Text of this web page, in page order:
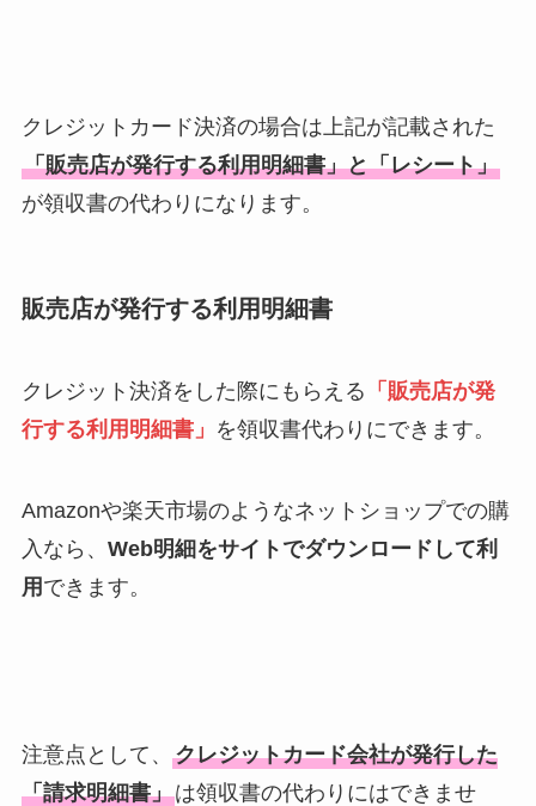
クレジットカード決済の場合は上記が記載された
「販売店が発行する利用明細書」と「レシート」
が領収書の代わりになります。
販売店が発行する利用明細書
クレジット決済をした際にもらえる 「販売店が発
行する利用明細書」 を領収書代わりにできます。
Amazonや楽天市場のようなネットショップでの購
入なら、 Web明細をサイトでダウンロードして利
用 できます。
注意点として、 クレジットカード会社が発行した
「請求明細書」は領収書の代わりにはできませ